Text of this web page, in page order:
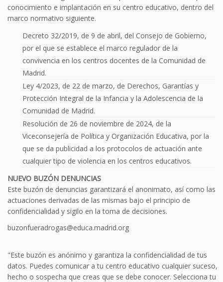
conocimiento e implantación en su centro educativo, dentro del
marco normativo siguiente.
Decreto 32/2019, de 9 de abril, del Consejo de Gobierno,
por el que se establece el marco regulador de la
convivencia en los centros docentes de la Comunidad de
Madrid.
Ley 4/2023, de 22 de marzo, de Derechos, Garantías y
Protección Integral de la Infancia y la Adolescencia de la
Comunidad de Madrid.
Resolución de 26 de noviembre de 2024, de la
Viceconsejería de Política y Organización Educativa, por la
que se da publicidad a los protocolos de actuación ante
cualquier tipo de violencia en los centros educativos.
NUEVO BUZÓN DENUNCIAS
Este buzón de denuncias garantizará el anonimato, así como las
actuaciones derivadas de las mismas bajo el principio de
confidencialidad y sigilo en la toma de decisiones.
buzonfueradrogas@educa.madrid.org
"Este buzón es anónimo y garantiza la confidencialidad de tus
datos. Puedes comunicar a tu centro educativo cualquier suceso,
hecho o sospecha que creas que se debe conocer. Selecciona tu